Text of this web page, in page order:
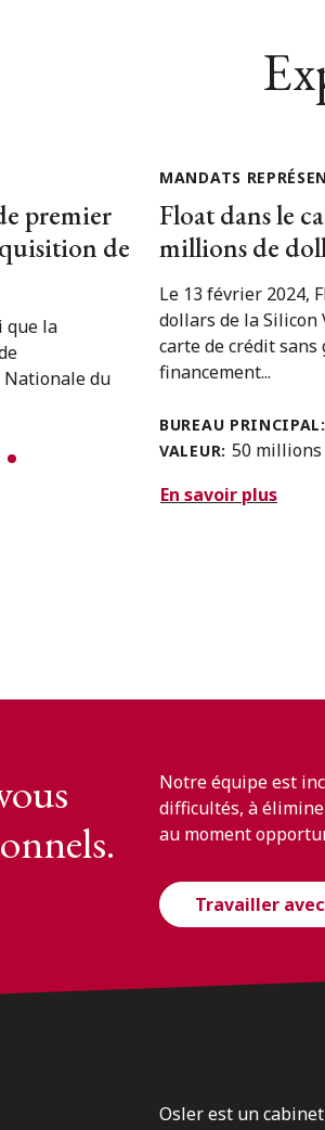
premier
de
que la
Nationale du
MANDATS
Float dans le
millions de
Le 13 février 2024,
dollars de la Silicon
carte de crédit sans
financement...
BUREAU PRINCIPAL:
VALEUR: 50
En savoir plus
Notre équipe est
difficultés, à
au moment
Travailler
Osler est un